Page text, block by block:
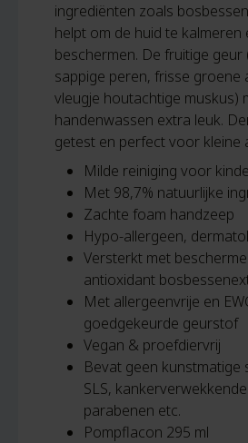
ingrediënten zoals
helpt om de huid te kalmeren
beschermen. De fruitige geur
sappige peren, frisse groene
vleugje houtachtige muskus)
handenwassen extra leuk.
getest en perfect voor kleine
Milde reiniging voor
Met 98,7% natuurlijke
Zachte foam handzeep
Hypo-allergeen,
Versterkt met
antioxidant
Met allergeenvrije en
goedgekeurde geurstof
Vegan & proefdiervrij
Bevat geen kunstmatige
SLS,
parabenen etc.
Pompflacon 295 ml